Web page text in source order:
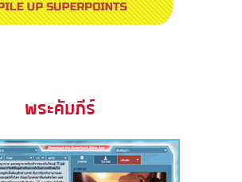
พระคัมภีร์